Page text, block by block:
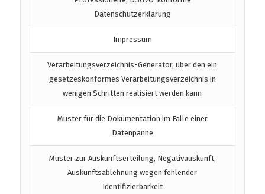
Datenschutzerklärung
Impressum
Verarbeitungsverzeichnis-Generator, über den ein
gesetzeskonformes Verarbeitungsverzeichnis in
wenigen Schritten realisiert werden kann
Muster für die Dokumentation im Falle einer
Datenpanne
Muster zur Auskunftserteilung, Negativauskunft,
Auskunftsablehnung wegen fehlender
Identifizierbarkeit